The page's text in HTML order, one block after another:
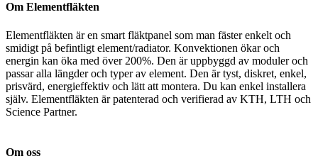
Om Elementfläkten
Elementfläkten är en smart fläktpanel som man fäster enkelt och
smidigt på befintligt element/radiator. Konvektionen ökar och
energin kan öka med över 200%. Den är uppbyggd av moduler och
passar alla längder och typer av element. Den är tyst, diskret, enkel,
prisvärd, energieffektiv och lätt att montera. Du kan enkel installera
själv. Elementfläkten är patenterad och verifierad av KTH, LTH och
Science Partner.
Om oss